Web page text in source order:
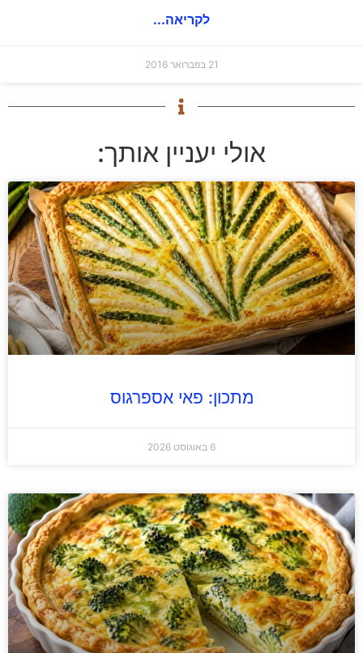
לקריאה...
21 בפברואר 2016
אולי יעניין אותך:
מתכון: פאי אספרגוס
6 באוגוסט 2026